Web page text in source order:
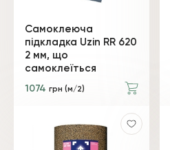
Самоклеюча
підкладка Uzin RR 620
2 мм, що
самоклеїться
1074 грн (м/2)